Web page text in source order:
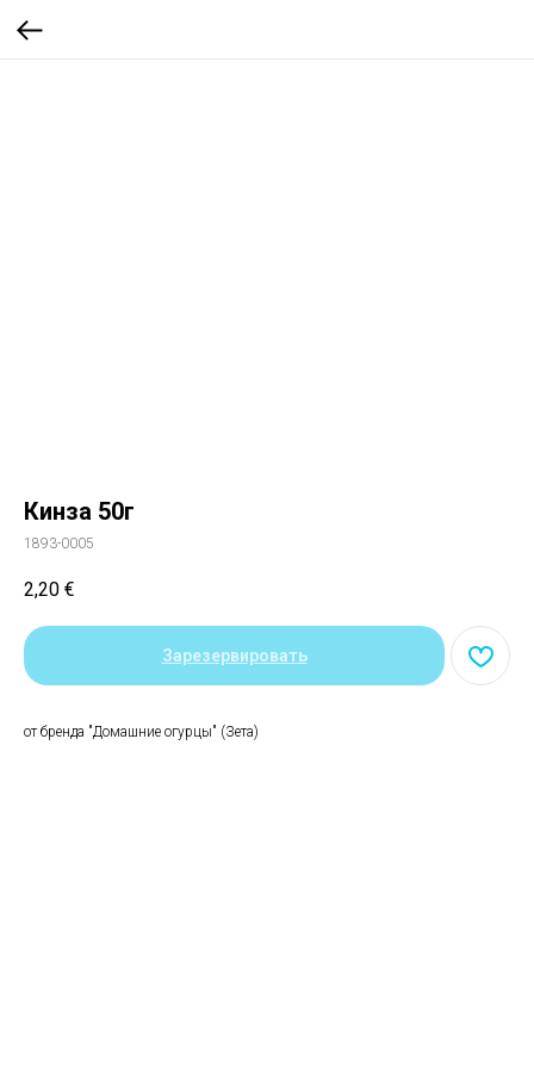
Кинза 50г
1893-0005
2,20 €
Зарезервировать
от бренда "Домашние огурцы" (Зета)